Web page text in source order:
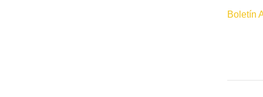
Boletín